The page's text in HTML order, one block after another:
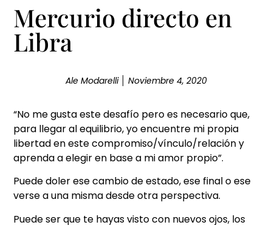
Mercurio directo en
Libra
Ale Modarelli Noviembre 4, 2020
“No me gusta este desafío pero es necesario que,
para llegar al equilibrio, yo encuentre mi propia
libertad en este compromiso/vínculo/relación y
aprenda a elegir en base a mi amor propio”.
Puede doler ese cambio de estado, ese final o ese
verse a una misma desde otra perspectiva.
Puede ser que te hayas visto con nuevos ojos, los